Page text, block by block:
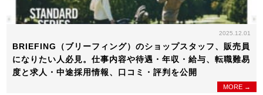
2025.12.01
BRIEFING（ブリーフィング）のショップスタッフ、販売員
になりたい人必見。仕事内容や待遇・年収・給与、転職難易
度と求人・中途採用情報、口コミ・評判を公開
MORE →